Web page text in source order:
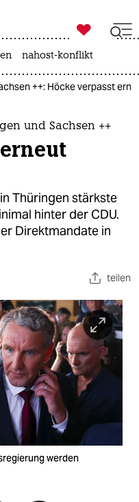

taz zahl ich
nahost-konflikt
++: Höcke verpasst
und Sachsen ++
Thüringen stärkste
hinter der CDU.
Direktmandate in
teilen
werden